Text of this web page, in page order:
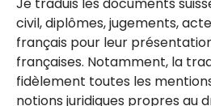
civil, diplômes, jugements,
français pour leur
françaises. Notamment, la
fidèlement toutes les
notions juridiques propres au